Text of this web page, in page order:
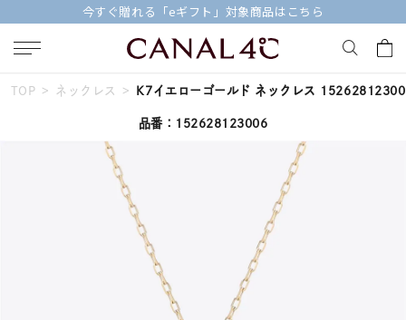
今すぐ贈れる「eギフト」対象商品はこちら
キーワードで検索する
人気検索キーワード
#ダイヤモンド ネックレス
#エタニティ
TOP ネックレス K7イエローゴールド ネックレス
品番：152628123006